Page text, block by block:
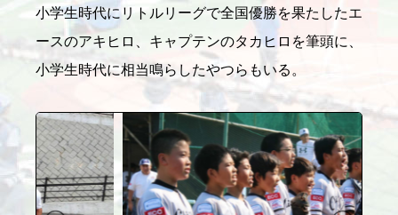
小学生時代にリトルリーグで全国優勝を果たしたエ
ースのアキヒロ、キャプテンのタカヒロを筆頭に、
小学生時代に相当鳴らしたやつらもいる。